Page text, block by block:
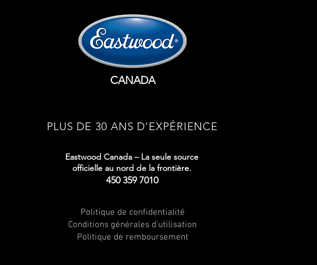
CANADA
PLUS DE 30 ANS D'EXPÉRIENCE
Eastwood Canada – La seule source
officielle au nord de la frontière.
450 359 7010
Politique de confidentialité
Conditions générales d'utilisation
Politique de remboursement